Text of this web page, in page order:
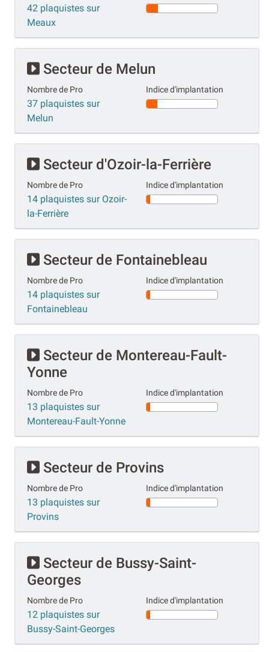
42 plaquistes sur
Meaux
Secteur de Melun
Nombre de Pro
37 plaquistes sur
Melun
Indice d'implantation
Secteur d'Ozoir-la-Ferrière
Nombre de Pro
14 plaquistes sur Ozoir-
la-Ferrière
Indice d'implantation
Secteur de Fontainebleau
Nombre de Pro
14 plaquistes sur
Fontainebleau
Indice d'implantation
Secteur de Montereau-Fault-
Yonne
Nombre de Pro
13 plaquistes sur
Montereau-Fault-Yonne
Indice d'implantation
Secteur de Provins
Nombre de Pro
13 plaquistes sur
Provins
Indice d'implantation
Secteur de Bussy-Saint-
Georges
Nombre de Pro
12 plaquistes sur
Bussy-Saint-Georges
Indice d'implantation